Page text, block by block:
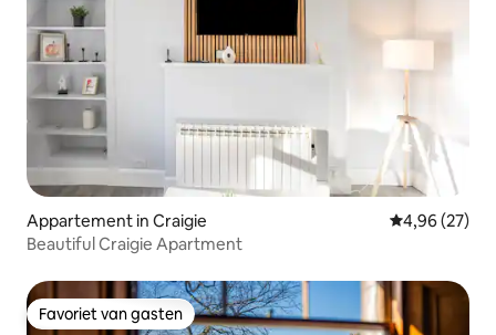
Appartement in Craigie Gemiddelde
4,96 (27)
Beautiful Craigie Apartment
Favoriet van gasten
Favoriet van gasten